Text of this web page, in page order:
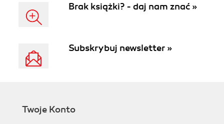
Brak książki? - daj nam znać »
Subskrybuj newsletter »
Twoje Konto